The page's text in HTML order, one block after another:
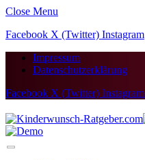
Close Menu
Facebook X (Twitter) Instagram
Impressum
Datenschutzerklärung
Facebook X (Twitter) Instagram